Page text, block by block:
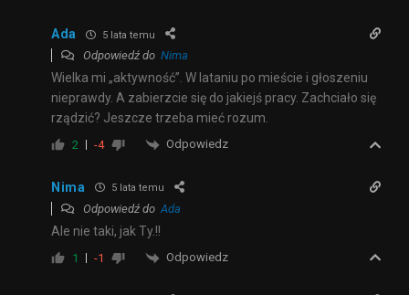
Ada 5 lata temu
Odpowiedź do Nima
Wielka mi „aktywność”. W lataniu po mieście i głoszeniu
nieprawdy. A zabierzcie się do jakiejś pracy. Zachciało się
rządzić? Jeszcze trzeba mieć rozum.
2 -4 Odpowiedz
Nima 5 lata temu
Odpowiedź do Ada
Ale nie taki, jak Ty.!!
1 -1 Odpowiedz